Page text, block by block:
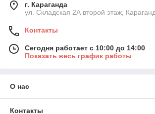
г. Караганда
ул. Складская 2А второй этаж,
Контакты
Сегодня работает с 10:00 до 14:00
Показать весь график работы
О нас
Контакты